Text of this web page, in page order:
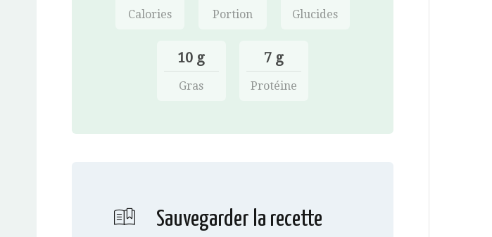
Calories Portion Glucides
10 g
Gras
7 g
Protéine
Sauvegarder la recette